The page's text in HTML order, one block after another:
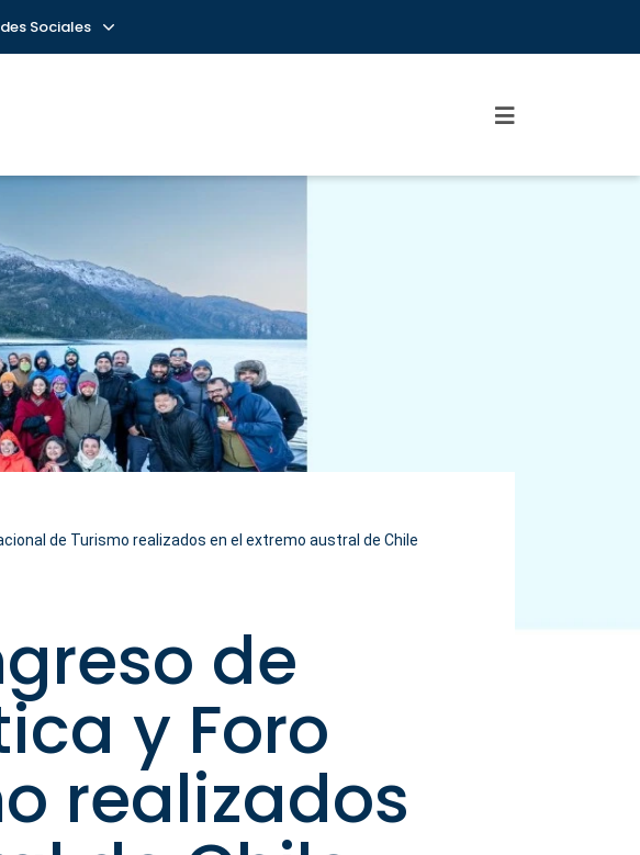
Sociales
de Turismo realizados en el extremo austral de Chile
de
y Foro
realizados